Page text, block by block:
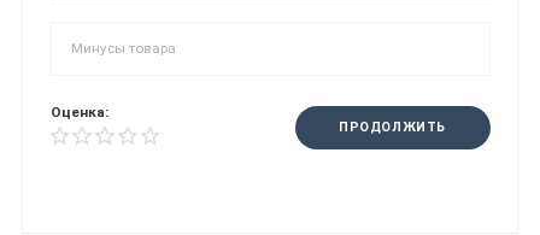
Оценка:
ПРОДОЛЖИТЬ